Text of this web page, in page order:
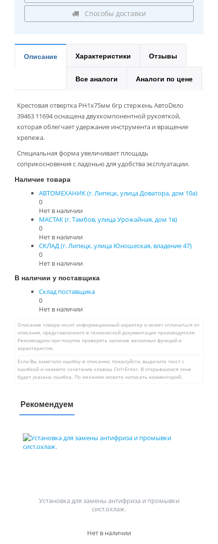
Способы доставки
Описание Характеристики Отзывы
Все аналоги Аналоги по цене
Крестовая отвертка PH1x75мм 6гр стержень АвтоDело
39463 11694 оснащена двухкомпонентной рукояткой,
которая облегчает удержание инструмента и вращение
крепежа.
Специальная форма увеличивает площадь
соприкосновения с ладонью для удобства эксплуатации.
Наличие товара
АВТОМЕХАНИК (г. Липецк, улица Доватора, дом 10а)
0
Нет в наличии
МАСТАК (г. Тамбов, улица Урожайная, дом 1в)
0
Нет в наличии
СКЛАД (г. Липецк, улица Юношеская, владение 47)
0
Нет в наличии
В наличии у поставщика
Склад поставщика
0
Нет в наличии
Описание товара носит информационный характер и может отличаться от
описания, представленного в технической документации производителя.
Рекомендуем при покупке проверять наличие желаемых функций и
характеристик.
Если Вы заметили ошибку в описании, пожалуйста, выделите текст с
ошибкой и нажмите сочетание клавиш Ctrl+Enter. В открывшемся окне
будет указана ошибка. По желанию можете написать комментарий.
Рекомендуем
Установка для замены антифриза и промывки
сист.охлаж.
Нет в наличии